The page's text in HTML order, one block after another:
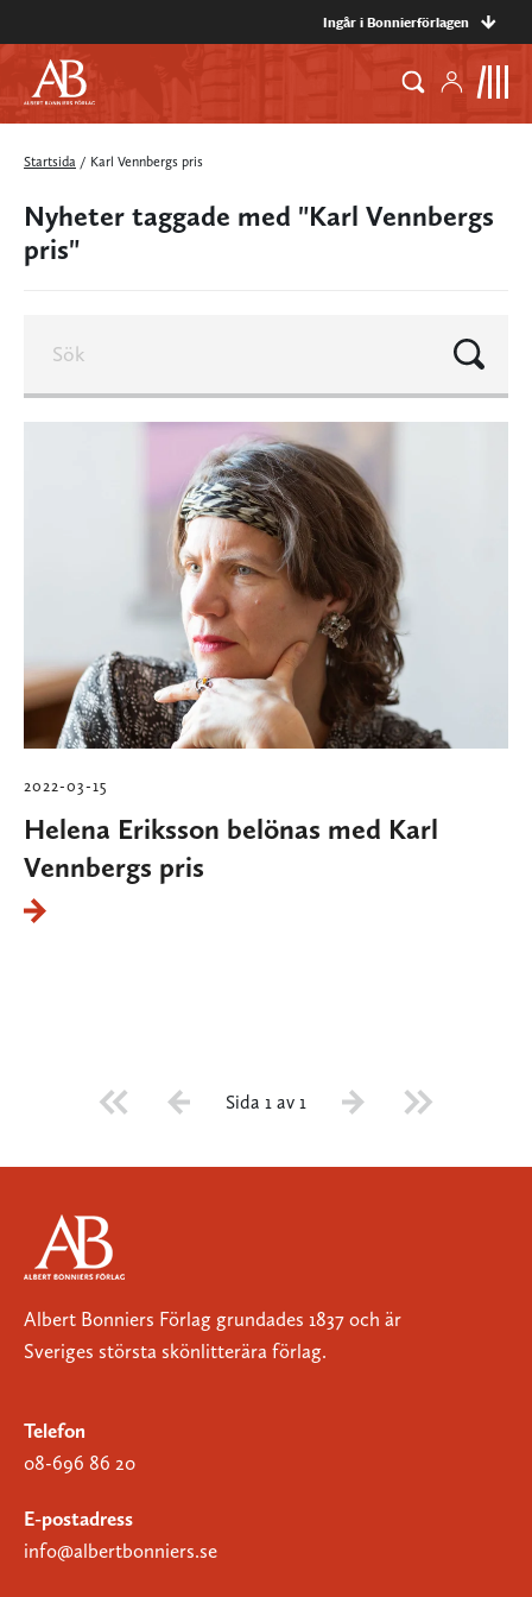
Ingår i Bonnierförlagen
Startsida / Karl Vennbergs pris
Nyheter taggade med "Karl Vennbergs
pris"
2022-03-15
Helena Eriksson belönas med Karl
Vennbergs pris
Sida 1 av 1
Albert Bonniers Förlag grundades 1837 och är
Sveriges största skönlitterära förlag.
Telefon
08-696 86 20
E-postadress
info@albertbonniers.se